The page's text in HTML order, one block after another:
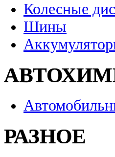
Колесные
Шины
РАЗНОЕ